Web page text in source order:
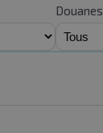
Douanes